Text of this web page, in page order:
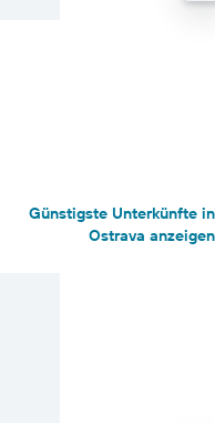
Günstigste Unterkünfte in
Ostrava anzeigen